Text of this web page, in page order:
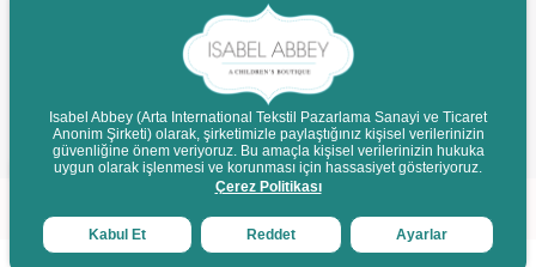
© 2022 isabelabbey.com - Tüm Hakları Saklıdır.
Destek
Isabel Abbey (Arta International Tekstil Pazarlama Sanayi ve Ticaret
Anonim Şirketi) olarak, şirketimizle paylaştığınız kişisel verilerinizin
güvenliğine önem veriyoruz. Bu amaçla kişisel verilerinizin hukuka
uygun olarak işlenmesi ve korunması için hassasiyet gösteriyoruz.
Çerez Politikası
Kabul Et Reddet Ayarlar